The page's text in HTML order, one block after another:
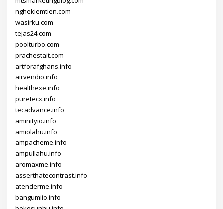
nghekiemtien.com
wasirku.com
tejas24.com
poolturbo.com
prachestait.com
artforafghans.info
airvendio.info
healthexe.info
puretecx.info
tecadvance.info
aminityio.info
amiolahu.info
ampacheme.info
ampullahu.info
aromaxme.info
asserthatecontrast.info
atenderme.info
bangumiio.info